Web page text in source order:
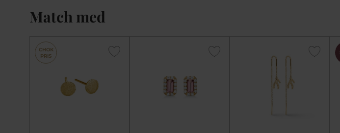
Match med
CHOK
PRIS